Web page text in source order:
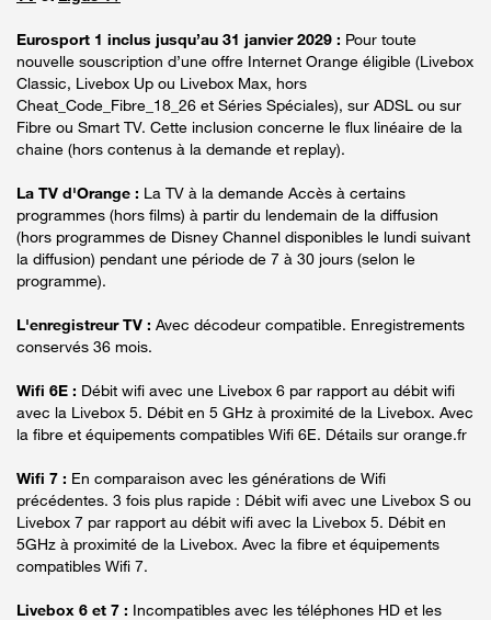
Eurosport 1 inclus jusqu’au 31 janvier 2029 : Pour toute
nouvelle souscription d’une offre Internet Orange éligible (Livebox
Classic, Livebox Up ou Livebox Max, hors
Cheat_Code_Fibre_18_26 et Séries Spéciales), sur ADSL ou sur
Fibre ou Smart TV. Cette inclusion concerne le flux linéaire de la
chaine (hors contenus à la demande et replay).
La TV d'Orange : La TV à la demande Accès à certains
programmes (hors films) à partir du lendemain de la diffusion
(hors programmes de Disney Channel disponibles le lundi suivant
la diffusion) pendant une période de 7 à 30 jours (selon le
programme).
L'enregistreur TV : Avec décodeur compatible. Enregistrements
conservés 36 mois.
Wifi 6E : Débit wifi avec une Livebox 6 par rapport au débit wifi
avec la Livebox 5. Débit en 5 GHz à proximité de la Livebox. Avec
la fibre et équipements compatibles Wifi 6E. Détails sur orange.fr
Wifi 7 : En comparaison avec les générations de Wifi
précédentes. 3 fois plus rapide : Débit wifi avec une Livebox S ou
Livebox 7 par rapport au débit wifi avec la Livebox 5. Débit en
5GHz à proximité de la Livebox. Avec la fibre et équipements
compatibles Wifi 7.
Livebox 6 et 7 : Incompatibles avec les téléphones HD et les